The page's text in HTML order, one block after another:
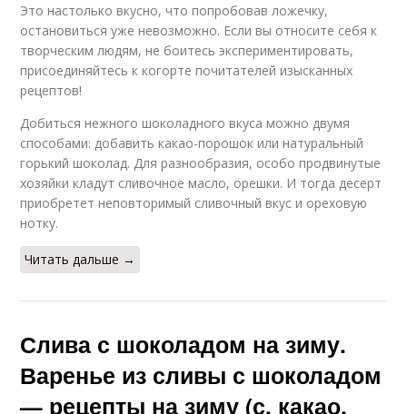
Это настолько вкусно, что попробовав ложечку,
остановиться уже невозможно. Если вы относите себя к
творческим людям, не боитесь экспериментировать,
присоединяйтесь к когорте почитателей изысканных
рецептов!
Добиться нежного шоколадного вкуса можно двумя
способами: добавить какао-порошок или натуральный
горький шоколад. Для разнообразия, особо продвинутые
хозяйки кладут сливочное масло, орешки. И тогда десерт
приобретет неповторимый сливочный вкус и ореховую
нотку.
Читать дальше →
Слива с шоколадом на зиму.
Варенье из сливы с шоколадом
— рецепты на зиму (с, какао,